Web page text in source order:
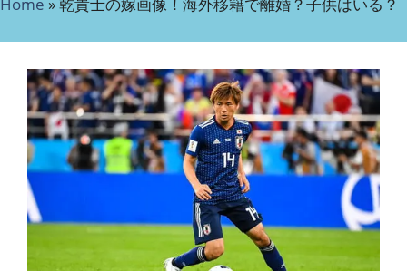
Home »乾貴士の嫁画像！海外移籍で離婚？子供はいる？